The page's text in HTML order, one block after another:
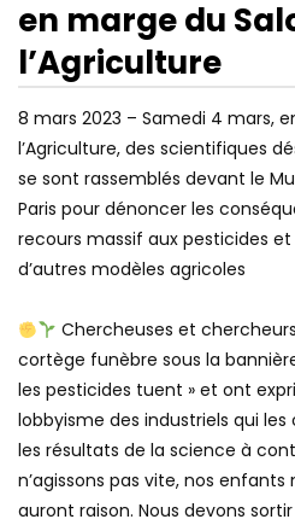
EP.03 | SAINTE-SOLINE,
D’UN CARNAGE
en marge du
l’Agriculture
8 mars 2023 – Samedi 4 mars,
l’Agriculture, des scientifiques
se sont rassemblés devant le
Paris pour dénoncer les
recours massif aux pesticides et
d’autres modèles agricoles
Chercheuses et
cortège funèbre sous la
les pesticides tuent » et ont
lobbyisme des industriels qui
les résultats de la science à
n’agissons pas vite, nos
auront raison. Nous devons